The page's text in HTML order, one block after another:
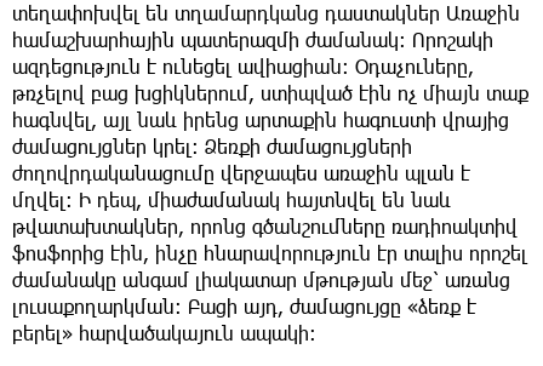
տեղափոխվել են տղամարդկանց դաստակներ Առաջին
համաշխարհային պատերազմի ժամանակ: Որոշակի
ազդեցություն է ունեցել ավիացիան։ Օդաչուները,
թռչելով բաց խցիկներում, ստիպված էին ոչ միայն տաք
հագնվել, այլ նաև իրենց արտաքին հագուստի վրայից
ժամացույցներ կրել։ Ձեռքի ժամացույցների
ժողովրդականացումը վերջապես առաջին պլան է
մղվել։ Ի դեպ, միաժամանակ հայտնվել են նաև
թվատախտակներ, որոնց գծանշումները ռադիոակտիվ
ֆոսֆորից էին, ինչը հնարավորություն էր տալիս որոշել
ժամանակը անգամ լիակատար մթության մեջ՝ առանց
լուսաքողարկման: Բացի այդ, ժամացույցը «ձեռք է
բերել» հարվածակայուն ապակի։